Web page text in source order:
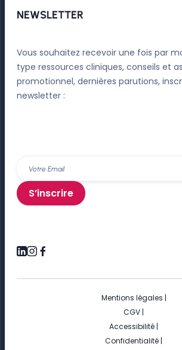
NEWSLETTER
Vous souhaitez recevoir une fois par
type ressources cliniques, conseils et
promotionnel, dernières parutions,
newsletter :
S’inscrire
Mentions légales |
CGV |
Accessibilité |
Confidentialité |